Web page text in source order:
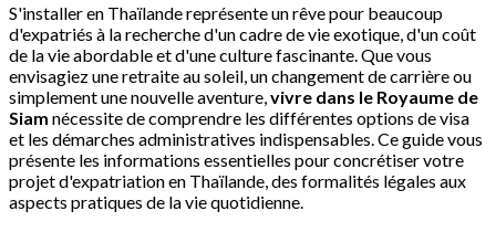
S'installer en Thaïlande représente un rêve pour beaucoup
d'expatriés à la recherche d'un cadre de vie exotique, d'un coût
de la vie abordable et d'une culture fascinante. Que vous
envisagiez une retraite au soleil, un changement de carrière ou
simplement une nouvelle aventure,vivre dans le Royaume de
Siam nécessite de comprendre les différentes options de visa
et les démarches administratives indispensables. Ce guide vous
présente les informations essentielles pour concrétiser votre
projet d'expatriation en Thaïlande, des formalités légales aux
aspects pratiques de la vie quotidienne.